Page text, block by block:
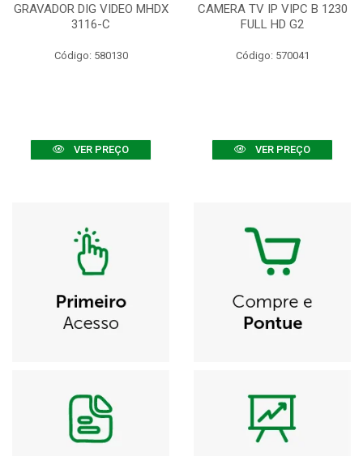
GRAVADOR DIG VIDEO MHDX
3116-C
Código: 580130
VER PREÇO
CAMERA TV IP VIPC B 1230
FULL HD G2
Código: 570041
VER PREÇO